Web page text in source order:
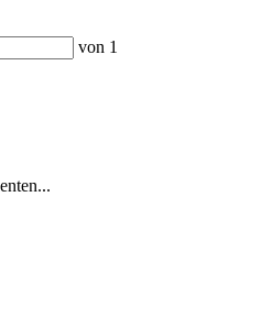
von 1